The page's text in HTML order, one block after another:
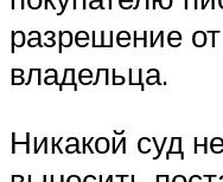
разрешение
владельца.
Никакой суд